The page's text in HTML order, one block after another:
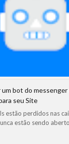
um bot do messenger
seu Site
estão perdidos nas
estão sendo